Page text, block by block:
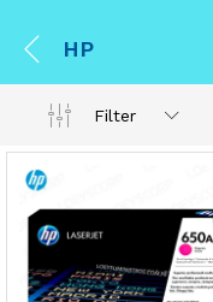
HP
Filter